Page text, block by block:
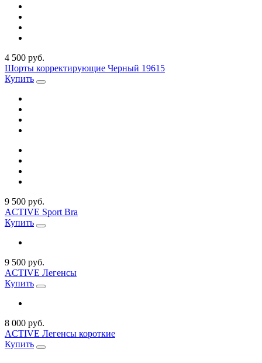
4 500 руб.
Шорты корректирующие Черный 19615
Купить
9 500 руб.
ACTIVE Sport Bra
Купить
9 500 руб.
ACTIVE Легенсы
Купить
8 000 руб.
ACTIVE Легенсы короткие
Купить